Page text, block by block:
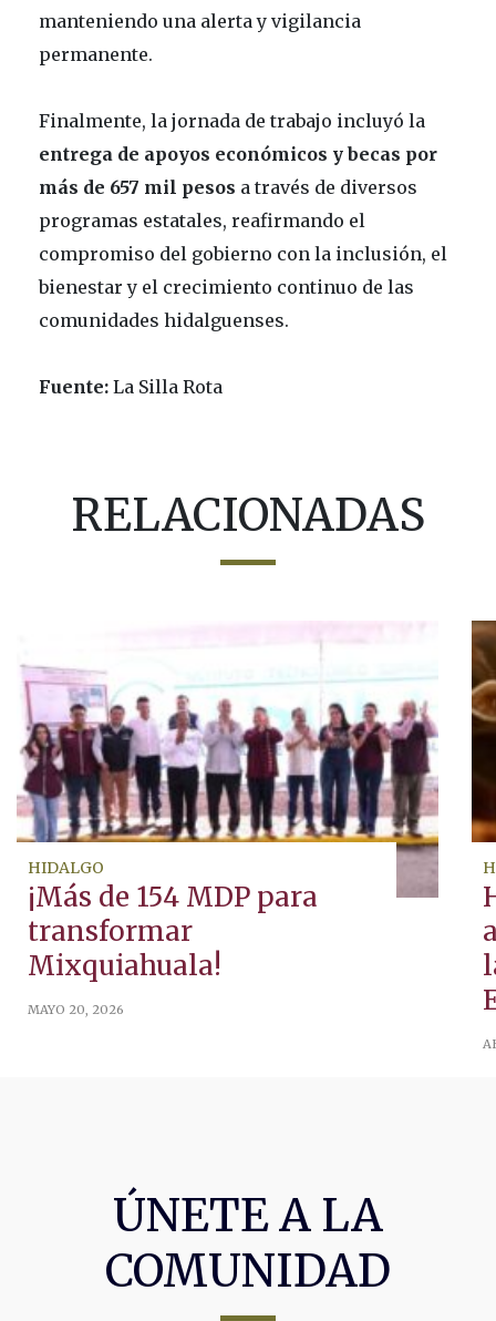
manteniendo una alerta y vigilancia
permanente.
Finalmente, la jornada de trabajo incluyó la
entrega de apoyos económicos y becas por
más de 657 mil pesos a través de diversos
programas estatales, reafirmando el
compromiso del gobierno con la inclusión, el
bienestar y el crecimiento continuo de las
comunidades hidalguenses.
Fuente: La Silla Rota
RELACIONADAS
HIDALGO
¡Más de 154 MDP para
transformar
Mixquiahuala!
MAYO 20, 2026
ÚNETE A LA
COMUNIDAD